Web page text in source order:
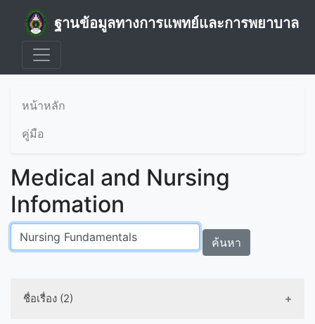
ฐานข้อมูลทางการแพทย์และการพยาบาล
หน้าหลัก
คู่มือ
Medical and Nursing
Infomation
ค้นหา
ชื่อเรื่อง (2)